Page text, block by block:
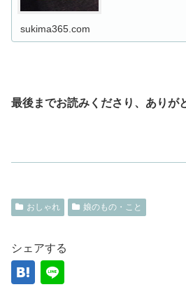
sukima365.com
最後までお読みくださり、ありが
おしゃれ 娘のもの・こと
シェアする